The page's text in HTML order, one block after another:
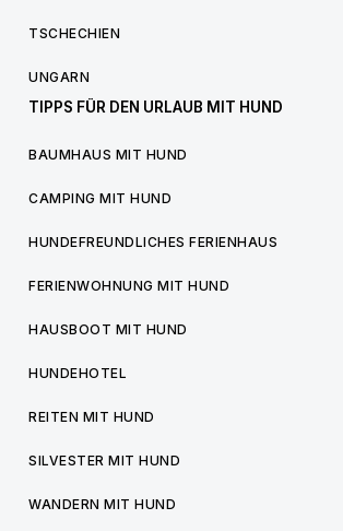
TSCHECHIEN
UNGARN
TIPPS FÜR DEN URLAUB MIT HUND
BAUMHAUS MIT HUND
CAMPING MIT HUND
HUNDEFREUNDLICHES FERIENHAUS
FERIENWOHNUNG MIT HUND
HAUSBOOT MIT HUND
HUNDEHOTEL
REITEN MIT HUND
SILVESTER MIT HUND
WANDERN MIT HUND